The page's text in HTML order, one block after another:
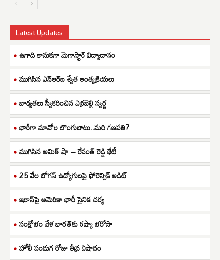
Latest Updates
ఉగాది కానుకగా మెగాస్టార్ విద్యాదానం
ముగిసిన ఎన్ఆర్ఐ శ్వేత అంత్యక్రియలు
బాధ్యతలు స్వీకరించిన ఎర్రబెల్లి స్వర్ణ
భారీగా మావోల లొంగుబాటు..మరి గణపతి?
ముగిసిన అమిత్ షా – రేవంత్ రెడ్డి భేటీ
25 వేల బోగస్ ఉద్యోగులపై ఫోరెన్సిక్ ఆడిట్
ఇరాన్‌పై అమెరికా భారీ సైనిక చర్య
సంక్షోభం వేళ భారత్‌కు రష్యా భరోసా
హోలీ పండుగ రోజు తీవ్ర విషాదం